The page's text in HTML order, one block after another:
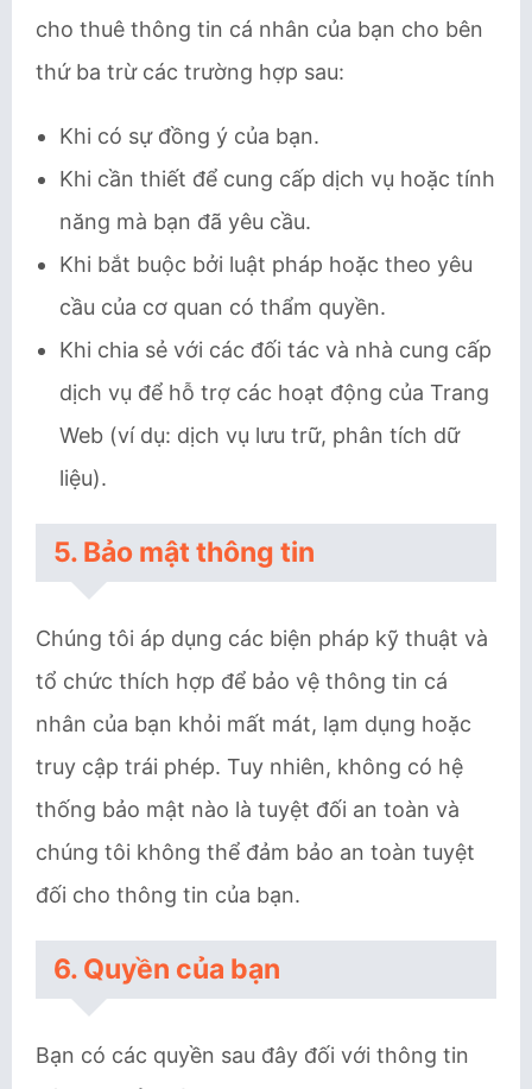
cho thuê thông tin cá nhân của bạn cho bên
thứ ba trừ các trường hợp sau:
Khi có sự đồng ý của bạn.
Khi cần thiết để cung cấp dịch vụ hoặc tính
năng mà bạn đã yêu cầu.
Khi bắt buộc bởi luật pháp hoặc theo yêu
cầu của cơ quan có thẩm quyền.
Khi chia sẻ với các đối tác và nhà cung cấp
dịch vụ để hỗ trợ các hoạt động của Trang
Web (ví dụ: dịch vụ lưu trữ, phân tích dữ
liệu).
5. Bảo mật thông tin
Chúng tôi áp dụng các biện pháp kỹ thuật và
tổ chức thích hợp để bảo vệ thông tin cá
nhân của bạn khỏi mất mát, lạm dụng hoặc
truy cập trái phép. Tuy nhiên, không có hệ
thống bảo mật nào là tuyệt đối an toàn và
chúng tôi không thể đảm bảo an toàn tuyệt
đối cho thông tin của bạn.
6. Quyền của bạn
Bạn có các quyền sau đây đối với thông tin